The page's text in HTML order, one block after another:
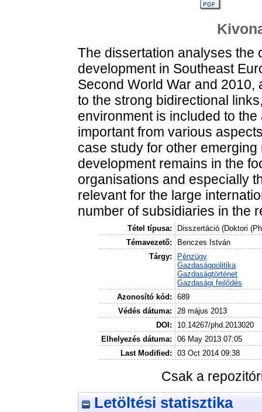
The dissertation analyses the
development in Southeast
Second World War and
to the strong bidirectional
environment is included to
important from various
case study for other emerging
development remains in the
organisations and especially
relevant for the large
number of subsidiaries in the
Tétel típusa:
Disszertáció (Doktori
Témavezető:
Benczes István
Tárgy:
Pénzügy
Gazdaságpolitika
Gazdaságtörténet
Gazdasági fejlődés
Azonosító kód:
689
Védés dátuma:
28 május 2013
DOI:
10.14267/phd.2013020
Elhelyezés dátuma:
06 May 2013 07:05
Last Modified:
03 Oct 2014 09:38
Csak a
Letöltési statisztika